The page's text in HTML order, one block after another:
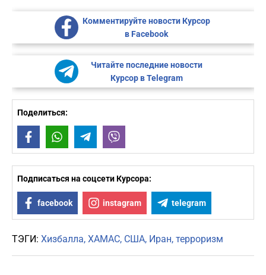
Комментируйте новости Курсор
в Facebook
Читайте последние новости
Курсор в Telegram
Поделиться:
FacebookWhatsAppTelegram
Подписаться на соцсети Курсора:
facebook instagram telegram
ТЭГИ: Хизбалла ХАМАС США Иран терроризм